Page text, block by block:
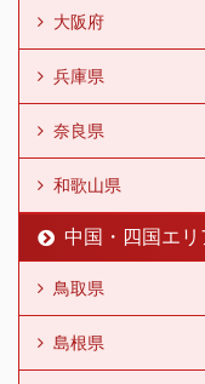
大阪府
兵庫県
奈良県
和歌山県
中国・四国エ
鳥取県
島根県